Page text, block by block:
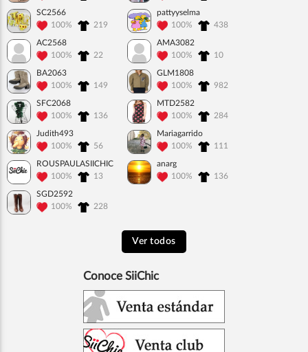
SC2566
100%
219
pattyyselma
100%
438
AC2568
100%
22
AMA3082
100%
10
BA2063
100%
149
GLM1808
100%
982
SFC2068
100%
136
MTD2582
100%
284
Judith493
100%
56
Mariagarrido
100%
111
ROUSPAULASIICHIC
100%
13
anarg
100%
136
SGD2592
100%
228
Ver todos
Conoce SiiChic